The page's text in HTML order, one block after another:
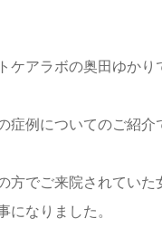
ケアラボの奥田ゆかり
症例についてのご紹介
方でご来院されてい
になりました。